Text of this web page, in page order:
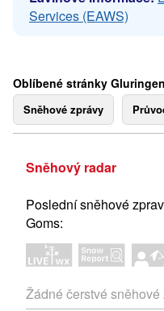
Services (EAWS)
Oblíbené stránky
Sněhové zprávy
Sněhový radar
Poslední sněhové
Goms:
Žádné čerstvé